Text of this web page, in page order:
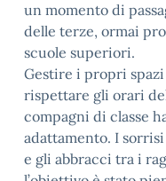
un momento di
delle terze, ormai
scuole superiori.
Gestire i propri
rispettare gli orari
compagni di classe
adattamento. I
e gli abbracci tra i